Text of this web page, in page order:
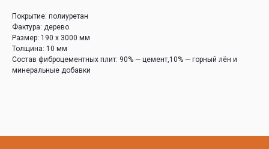
Покрытие: полиуретан
Фактура: дерево
Размер: 190 х 3000 мм
Толщина: 10 мм
Состав фиброцементных плит: 90% — цемент,10% — горный лён и
минеральные добавки